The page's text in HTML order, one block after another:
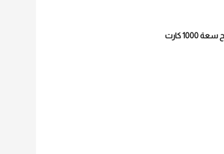
كارت